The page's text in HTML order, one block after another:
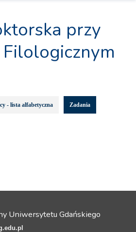
przy
- lista alfabetyczna Zadania
Uniwersytetu Gdańskiego